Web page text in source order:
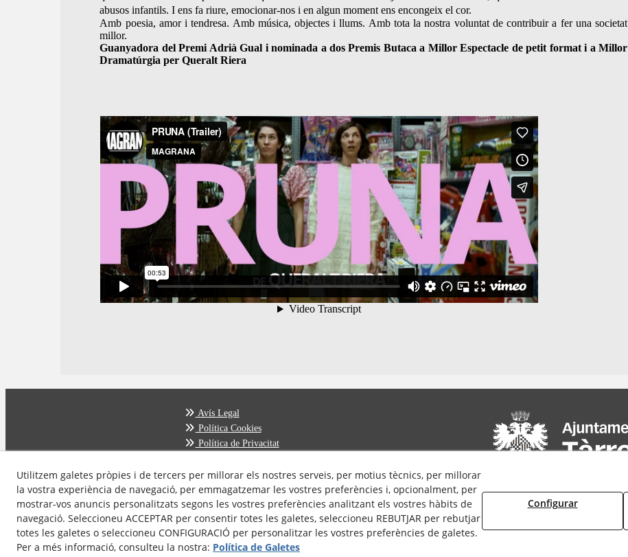
abusos infantils. I ens fa riure, emocionar-nos i en algun moment ens encongeix el cor.
Amb poesia, amor i tendresa. Amb música, objectes i llums. Amb tota la nostra voluntat de contribuir a fer una societat
millor.
Guanyadora del Premi Adrià Gual i nominada a dos Premis Butaca a Millor Espectacle de petit format i a Millor
Dramatúrgia per Queralt Riera
Avís Legal
Política Cookies
Política de Privacitat
© 08/2026 Cultura Tàrrega - Tots els drets reservats.
Utilitzem galetes pròpies i de tercers per millorar els nostres serveis, per motius tècnics, per millorar
la vostra experiència de navegació, per emmagatzemar les vostres preferències i, opcionalment, per
mostrar-vos anuncis personalitzats segons les vostres preferències analitzant els vostres hàbits de
navegació. Seleccioneu ACCEPTAR per consentir totes les galetes, seleccioneu REBUTJAR per rebutjar
totes les galetes o seleccioneu CONFIGURACIÓ per personalitzar les vostres preferències de galetes.
Per a més informació, consulteu la nostra: Política de Galetes
Configurar